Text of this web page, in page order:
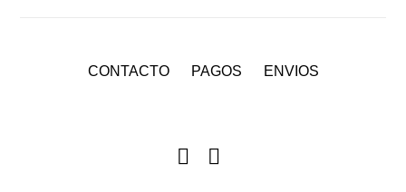
CONTACTO PAGOS ENVIOS